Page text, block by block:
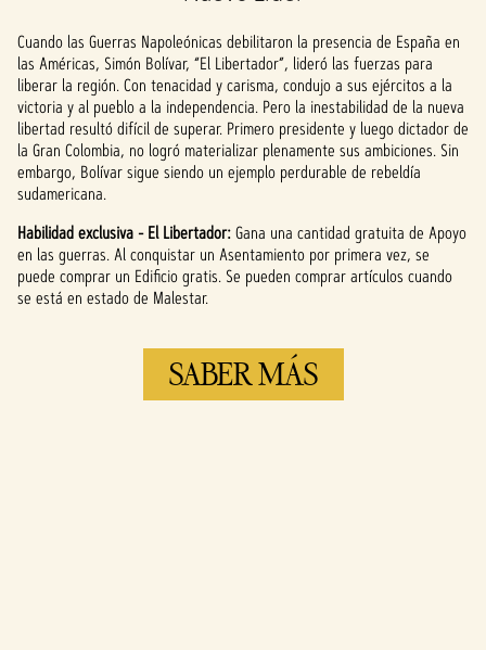
reproducir»,
aceptas la
política de
privacidad de
YouTubey la
transferencia
de datos a los
servidores de
Google.
Cuando las Guerras Napoleónicas debilitaron la presencia de España en
las Américas, Simón Bolívar, “El Libertador”, lideró las fuerzas para
liberar la región. Con tenacidad y carisma, condujo a sus ejércitos a la
victoria y al pueblo a la independencia. Pero la inestabilidad de la nueva
libertad resultó difícil de superar. Primero presidente y luego dictador de
la Gran Colombia, no logró materializar plenamente sus ambiciones. Sin
embargo, Bolívar sigue siendo un ejemplo perdurable de rebeldía
sudamericana.
Habilidad exclusiva - El Libertador:Gana una cantidad gratuita de Apoyo
en las guerras. Al conquistar un Asentamiento por primera vez, se
puede comprar un Edificio gratis. Se pueden comprar artículos cuando
se está en estado de Malestar.
SABER MÁS